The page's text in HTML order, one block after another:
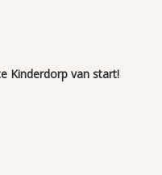
Kinderdorp van start!